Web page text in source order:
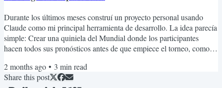
Durante los últimos meses construí un proyecto personal usando
Claude como mi principal herramienta de desarrollo. La idea parecía
simple: Crear una quiniela del Mundial donde los participantes
hacen todos sus pronósticos antes de que empiece el torneo, como
más rápido de lo que imaginaba. Pero lo más interesante fueron los
aprendizajes a lo largo del camino. Algunos de ellos: Los tests son
2 months ago • 3 min read
Share this post